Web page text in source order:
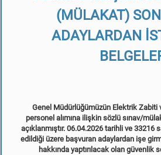
(MÜLAKAT)
ADAYLARDAN
Genel Müdürlüğümüzün Elektrik Zabiti
personel alımına ilişkin sözlü sınav/
açıklanmıştır. 06.04.2026 tarihli ve 33216
edildiği üzere başvuran adaylardan işe
hakkında yaptırılacak olan güvenlik